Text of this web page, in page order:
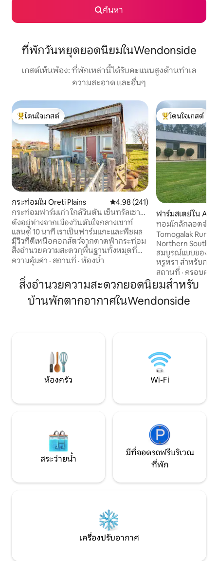
ค้นหา
ที่พักวันหยุดยอดนิยมในWendonside
เกสต์เห็นพ้อง: ที่พักเหล่านี้ได้รับคะแนนสูงด้านทำเล
ความสะอาด และอื่นๆ
โดนใจเกสต์ที่สุด
โดนใจเกสต์
กระท่อมใน Oreti Plains คะแนนเฉลี่ย 4.98 จาก 5, 241 รีวิว
4.98 (241)
กระท่อมฟาร์มเก่า ใกล้วินตัน เซ็นทรัลเซาท์
แลนด์
ตั้งอยู่ห่างจากเมืองวินตันใจกลางเซาท์
แลนด์ 10 นาที เราเป็นฟาร์มแกะและพืชผล
มีวิวที่ดีเหนือคอกสัตว์จากดาดฟ้ากระท่อม
สิ่งอำนวยความสะดวกพื้นฐานทั้งหมดที่
คุณต้องการเตียงเก้าอี้โต๊ะครัวห้องน้ำและ
เองและอ่างอาบน้ำบนดาดฟ้าใต้ระเบียง
เมืองที่ใกล้ที่สุดคือวินตันห่างออกไป 10 นาที
มีซูเปอร์มาร์เก็ต ที่กินหรืออาหารสั่งกลับ
บ้านให้เลือกมากมาย ทำเลที่ตั้งดีเยี่ยมใจ
ความคุ้มค่า · สถานที่ · ห้องน้ำ
โดนใจเกสต์ที่สุด
โดนใจเกสต์
ฟาร์มสเตย์ใน
ทอมโกลักลอดจ์ -
กว้างขวาง
Tomogalak Run
Northern
สมบูรณ์แบบของคว
หรูหรา สำหรับกา
สงบพร้อมวิวทิวทั
แห่งนี้เป็นสถานที่พั
อยู่ระหว่างควีนส์ท
สะดวกสบายและเ
Tomogalak ได้ง่
สมบูรณ์แบบของคุ
สถานที่ · ครอบครัว
สิ่งอำนวยความสะดวกยอดนิยมสำหรับ
บ้านพักตากอากาศในWendonside
ห้องครัว Wi-Fi
สระว่ายน้ำ
มีที่จอดรถฟรีบริเวณ
ที่พัก
เครื่องปรับอากาศ